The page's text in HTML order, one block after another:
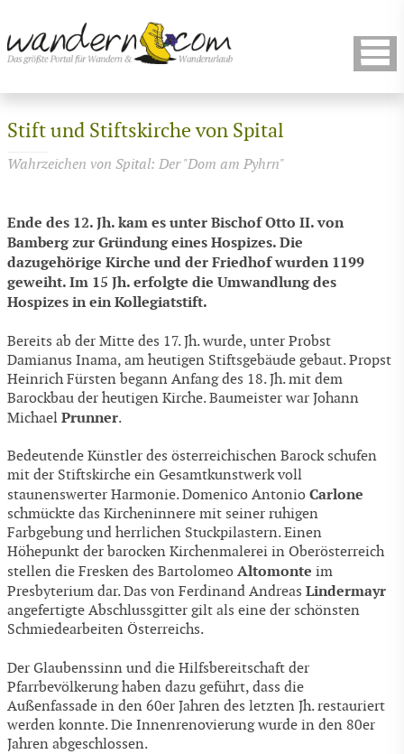
Stift und Stiftskirche von Spital
Wahrzeichen von Spital: Der "Dom am Pyhrn"
Ende des 12. Jh. kam es unter Bischof Otto II. von
Bamberg zur Gründung eines Hospizes. Die
dazugehörige Kirche und der Friedhof wurden 1199
geweiht. Im 15 Jh. erfolgte die Umwandlung des
Hospizes in ein Kollegiatstift.
Bereits ab der Mitte des 17. Jh. wurde, unter Probst
Damianus Inama, am heutigen Stiftsgebäude gebaut. Propst
Heinrich Fürsten begann Anfang des 18. Jh. mit dem
Barockbau der heutigen Kirche. Baumeister war Johann
Michael Prunner.
Bedeutende Künstler des österreichischen Barock schufen
mit der Stiftskirche ein Gesamtkunstwerk voll
staunenswerter Harmonie. Domenico Antonio Carlone
schmückte das Kircheninnere mit seiner ruhigen
Farbgebung und herrlichen Stuckpilastern. Einen
Höhepunkt der barocken Kirchenmalerei in Oberösterreich
stellen die Fresken des Bartolomeo Altomonte im
Presbyterium dar. Das von Ferdinand Andreas Lindermayr
angefertigte Abschlussgitter gilt als eine der schönsten
Schmiedearbeiten Österreichs.
Der Glaubenssinn und die Hilfsbereitschaft der
Pfarrbevölkerung haben dazu geführt, dass die
Außenfassade in den 60er Jahren des letzten Jh. restauriert
werden konnte. Die Innenrenovierung wurde in den 80er
Jahren abgeschlossen.